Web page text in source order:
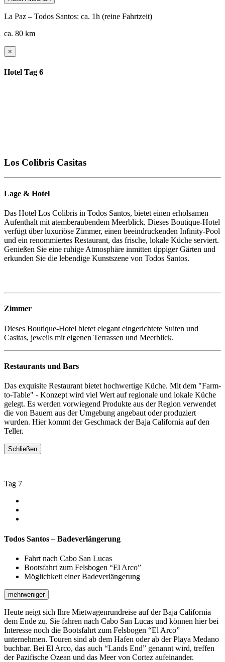
La Paz – Todos Santos: ca. 1h (reine Fahrtzeit)
ca. 80 km
×
Hotel Tag 6
Los Colibris Casitas
Lage & Hotel
Das Hotel Los Colibris in Todos Santos, bietet einen erholsamen
Aufenthalt mit atemberaubendem Meerblick. Dieses Boutique-Hotel
verfügt über luxuriöse Zimmer, einen beeindruckenden Infinity-Pool
und ein renommiertes Restaurant, das frische, lokale Küche serviert.
Genießen Sie eine ruhige Atmosphäre inmitten üppiger Gärten und
erkunden Sie die lebendige Kunstszene von Todos Santos.
Zimmer
Dieses Boutique-Hotel bietet elegant eingerichtete Suiten und
Casitas, jeweils mit eigenen Terrassen und Meerblick.
Restaurants und Bars
Das exquisite Restaurant bietet hochwertige Küche. Mit dem "Farm-
to-Table" - Konzept wird viel Wert auf regionale und lokale Küche
gelegt. Es werden vorwiegend Produkte aus der Region verwendet
die von Bauern aus der Umgebung angebaut oder produziert
wurden. Hier kommt der Geschmack der Baja California auf den
Teller.
Schließen
Tag 7
Todos Santos – Badeverlängerung
Fahrt nach Cabo San Lucas
Bootsfahrt zum Felsbogen “El Arco”
Möglichkeit einer Badeverlängerung
mehrweniger
Heute neigt sich Ihre Mietwagenrundreise auf der Baja California
dem Ende zu. Sie fahren nach Cabo San Lucas und können hier bei
Interesse noch die Bootsfahrt zum Felsbogen “El Arco”
unternehmen. Touren sind ab dem Hafen oder ab der Playa Medano
buchbar. Bei El Arco, das auch “Lands End” genannt wird, treffen
der Pazifische Ozean und das Meer von Cortez aufeinander.